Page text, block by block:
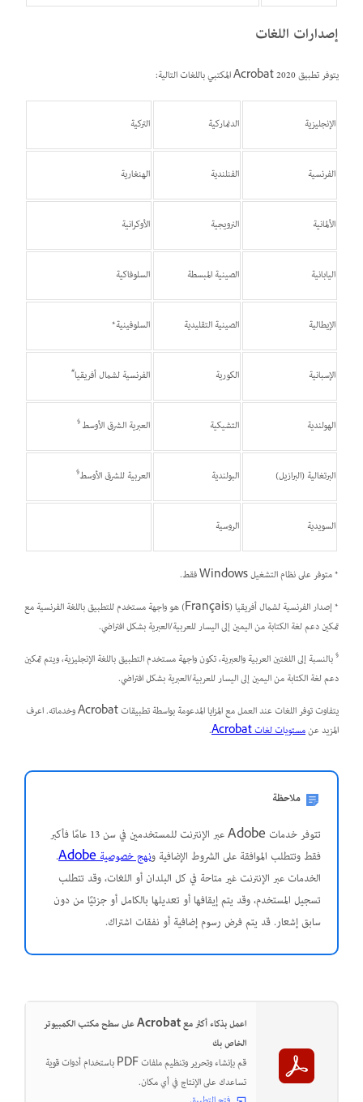
إصدارات اللغات
يتوفر تطبيق Acrobat 2020 المكتبي باللغات التالية:
الإنجليزية الدنماركية التركية
الفرنسية الفنلندية الهنغارية
الألمانية النرويجية الأوكرانية
اليابانية الصينية المبسطة السلوفاكية
الإيطالية الصينية التقليدية السلوفينية*
الإسبانية الكورية الفرنسية لشمال أفريقيا#
الهولندية التشيكية العبرية الشرق الأوسط§
البرتغالية (البرازيل) البولندية العربية للشرق الأوسط§
السويدية الروسية
* متوفر على نظام التشغيل Windows فقط.
* إصدار الفرنسية لشمال أفريقيا (Français) هو واجهة مستخدم للتطبيق باللغة الفرنسية مع
تمكين دعم لغة الكتابة من اليمين إلى اليسار للعربية/العبرية بشكل افتراضي.
§بالنسبة إلى اللغتين العربية والعبرية، تكون واجهة مستخدم التطبيق باللغة الإنجليزية، ويتم تمكين
دعم لغة الكتابة من اليمين إلى اليسار للعربية/العبرية بشكل افتراضي.
يتفاوت توفر اللغات عند العمل مع المزايا المدعومة بواسطة تطبيقات Acrobat وخدماته. اعرف
المزيد عنمستويات لغات Acrobat .
ملاحظة
تتوفر خدمات Adobe عبر الإنترنت للمستخدمين في سن 13 عامًا فأكبر
فقط وتتطلب الموافقة على الشروط الإضافية ونهج خصوصية Adobe
.
الخدمات عبر الإنترنت غير متاحة في كل البلدان أو اللغات، وقد تتطلب
تسجيل المستخدم، وقد يتم إيقافها أو تعديلها بالكامل أو جزئيًا من دون
سابق إشعار. قد يتم فرض رسوم إضافية أو نفقات اشتراك.
اعمل بذكاء أكثر مع Acrobat على سطح مكتب الكمبيوتر
الخاص بك
قم بإنشاء وتحرير وتنظيم ملفات PDF باستخدام أدوات قوية
تساعدك على الإنتاج في أي مكان.